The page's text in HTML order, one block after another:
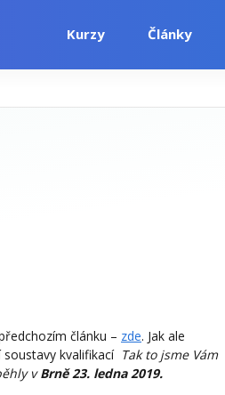
Kurzy Články
článku – zde. Jak ale
kvalifikací Tak to jsme Vám
vBrně 23. ledna 2019.